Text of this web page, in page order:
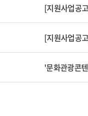
[지원사업공
[지원사업공
'문화관광콘